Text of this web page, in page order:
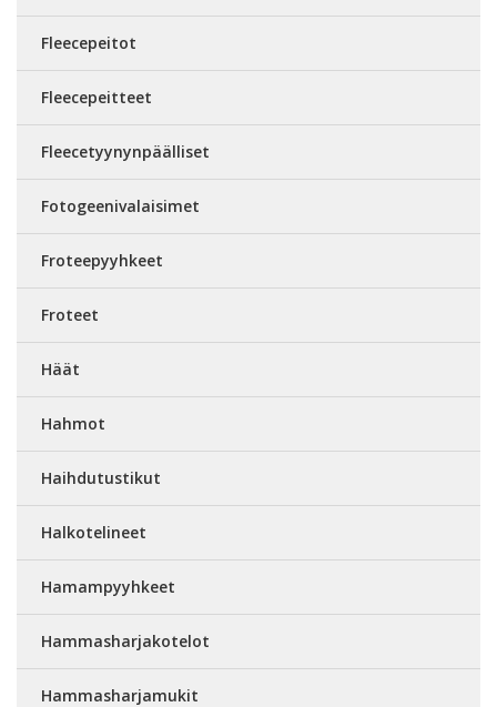
Fleecepeitot
Fleecepeitteet
Fleecetyynynpäälliset
Fotogeenivalaisimet
Froteepyyhkeet
Froteet
Häät
Hahmot
Haihdutustikut
Halkotelineet
Hamampyyhkeet
Hammasharjakotelot
Hammasharjamukit